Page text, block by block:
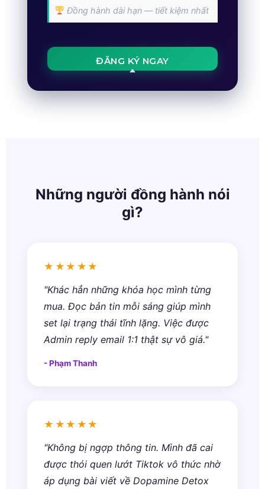
Đồng hành dài hạn — tiết kiệm nhất
ĐĂNG KÝ NGAY
Những người đồng hành nói
gì?
★★★★★
"Khác hẳn những khóa học mình từng
mua. Đọc bản tin mỗi sáng giúp mình
set lại trạng thái tĩnh lặng. Việc được
Admin reply email 1:1 thật sự vô giá."
- Phạm Thanh
★★★★★
"Không bị ngợp thông tin. Mình đã cai
được thói quen lướt Tiktok vô thức nhờ
áp dụng bài viết về Dopamine Detox